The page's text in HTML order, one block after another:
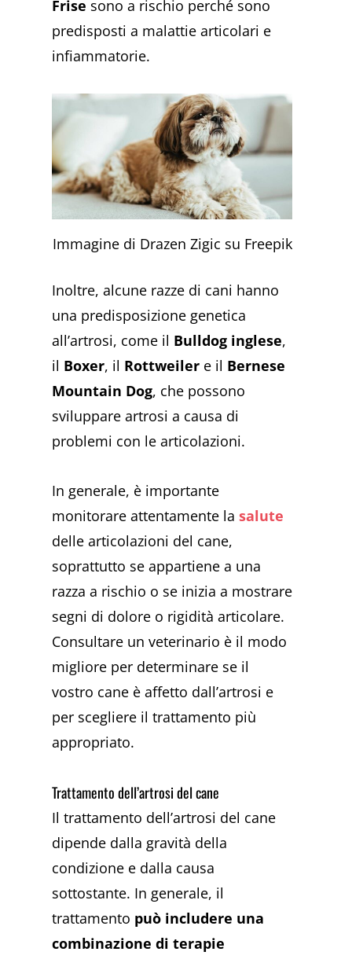
Frise sono a rischio perché sono
predisposti a malattie articolari e
infiammatorie.
Immagine di Drazen Zigic su Freepik
Inoltre, alcune razze di cani hanno
una predisposizione genetica
all’artrosi, come il Bulldog inglese,
il Boxer, il Rottweiler e il Bernese
Mountain Dog, che possono
sviluppare artrosi a causa di
problemi con le articolazioni.
In generale, è importante
monitorare attentamente lasalute
delle articolazioni del cane,
soprattutto se appartiene a una
razza a rischio o se inizia a mostrare
segni di dolore o rigidità articolare.
Consultare un veterinario è il modo
migliore per determinare se il
vostro cane è affetto dall’artrosi e
per scegliere il trattamento più
appropriato.
Trattamento dell’artrosi del cane
Il trattamento dell’artrosi del cane
dipende dalla gravità della
condizione e dalla causa
sottostante. In generale, il
trattamento può includere una
combinazione di terapie